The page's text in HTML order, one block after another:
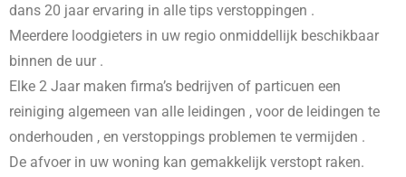
dans 20 jaar ervaring in alle tips verstoppingen .
Meerdere loodgieters in uw regio onmiddellijk beschikbaar
binnen de uur .
Elke 2 Jaar maken firma’s bedrijven of particuen een
reiniging algemeen van alle leidingen , voor de leidingen te
onderhouden , en verstoppings problemen te vermijden .
De afvoer in uw woning kan gemakkelijk verstopt raken.